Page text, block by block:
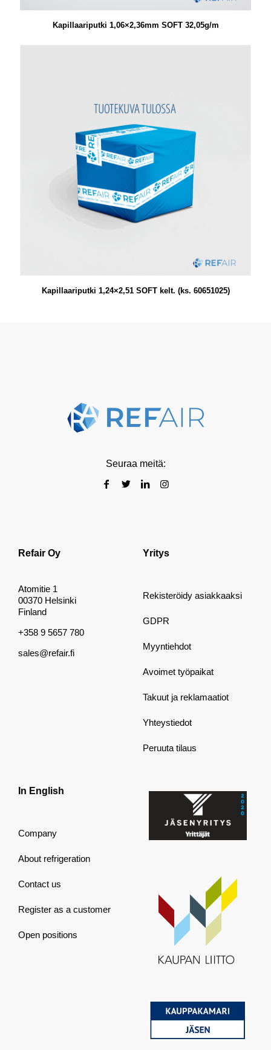
Kapillaariputki 1,06×2,36mm SOFT 32,05g/m
Kapillaariputki 1,24×2,51 SOFT kelt. (ks. 60651025)
Seuraa meitä:
Refair Oy
Atomitie 1
00370 Helsinki
Finland
+358 9 5657 780
sales@refair.fi
Yritys
Rekisteröidy asiakkaaksi
GDPR
Myyntiehdot
Avoimet työpaikat
Takuut ja reklamaatiot
Yhteystiedot
Peruuta tilaus
In English
Company
About refrigeration
Contact us
Register as a customer
Open positions